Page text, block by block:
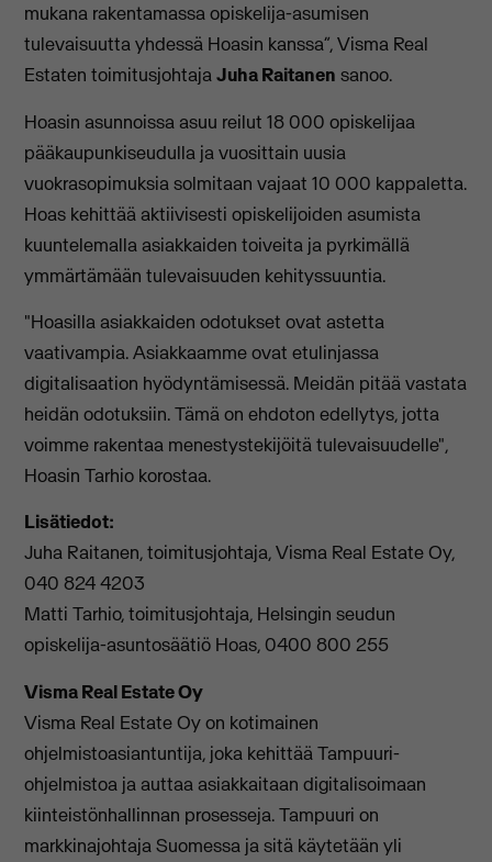
mukana rakentamassa opiskelija-asumisen
tulevaisuutta yhdessä Hoasin kanssa”, Visma Real
Estaten toimitusjohtajaJuha Raitanen sanoo.
Hoasin asunnoissa asuu reilut 18 000 opiskelijaa
pääkaupunkiseudulla ja vuosittain uusia
vuokrasopimuksia solmitaan vajaat 10 000 kappaletta.
Hoas kehittää aktiivisesti opiskelijoiden asumista
kuuntelemalla asiakkaiden toiveita ja pyrkimällä
ymmärtämään tulevaisuuden kehityssuuntia.
"Hoasilla asiakkaiden odotukset ovat astetta
vaativampia. Asiakkaamme ovat etulinjassa
digitalisaation hyödyntämisessä. Meidän pitää vastata
heidän odotuksiin. Tämä on ehdoton edellytys, jotta
voimme rakentaa menestystekijöitä tulevaisuudelle",
Hoasin Tarhio korostaa.
Lisätiedot:
Juha Raitanen, toimitusjohtaja, Visma Real Estate Oy,
040 824 4203
Matti Tarhio, toimitusjohtaja, Helsingin seudun
opiskelija-asuntosäätiö Hoas, 0400 800 255
Visma Real Estate Oy
Visma Real Estate Oy on kotimainen
ohjelmistoasiantuntija, joka kehittää Tampuuri-
ohjelmistoa ja auttaa asiakkaitaan digitalisoimaan
kiinteistönhallinnan prosesseja. Tampuuri on
markkinajohtaja Suomessa ja sitä käytetään yli